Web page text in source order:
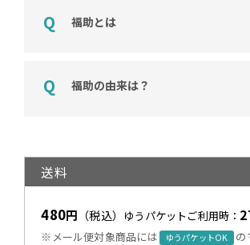
福助とは
福助の由来は？
送料
480円 （税込） ゆうパケットご利用時：
※メール便対象商品には ゆうパケットOK
の